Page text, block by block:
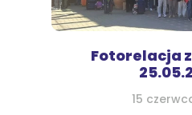
Fotorelacja
15